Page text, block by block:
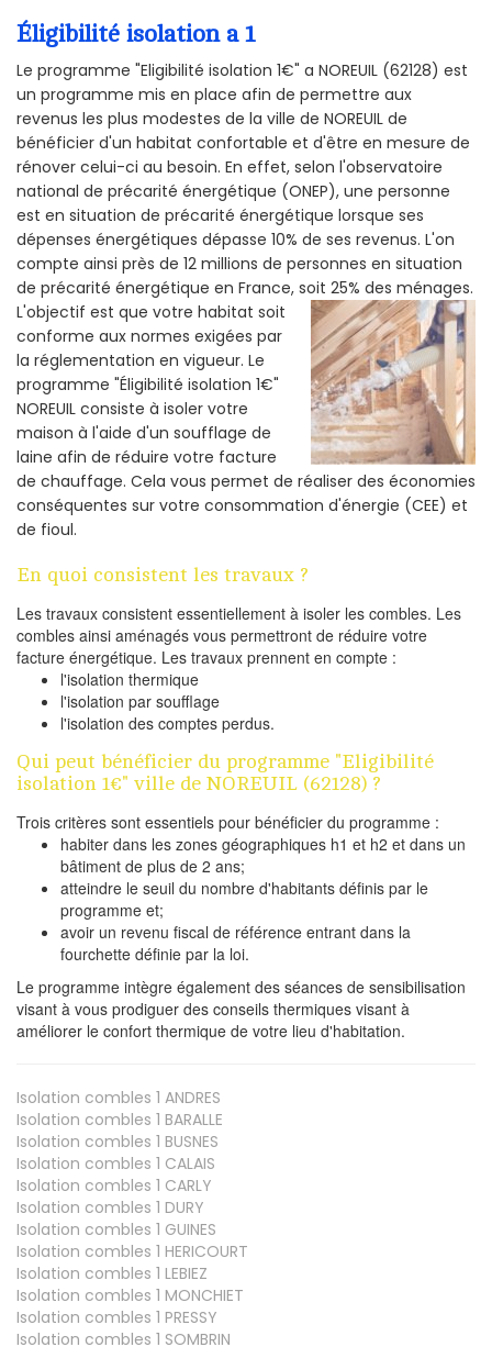
Éligibilité isolation a 1
Le programme "Eligibilité isolation 1€" a NOREUIL (62128) est
un programme mis en place afin de permettre aux
revenus les plus modestes de la ville de NOREUIL de
bénéficier d'un habitat confortable et d'être en mesure de
rénover celui-ci au besoin. En effet, selon l'observatoire
national de précarité énergétique (ONEP), une personne
est en situation de précarité énergétique lorsque ses
dépenses énergétiques dépasse 10% de ses revenus. L'on
compte ainsi près de 12 millions de personnes en situation
de précarité énergétique en France, soit 25% des ménages.
L'objectif est que votre habitat soit
conforme aux normes exigées par
la réglementation en vigueur. Le
programme "Éligibilité isolation 1€"
NOREUIL consiste à isoler votre
maison à l'aide d'un soufflage de
laine afin de réduire votre facture
de chauffage. Cela vous permet de réaliser des économies
conséquentes sur votre consommation d'énergie (CEE) et
de fioul.
En quoi consistent les travaux ?
Les travaux consistent essentiellement à isoler les combles. Les
combles ainsi aménagés vous permettront de réduire votre
facture énergétique. Les travaux prennent en compte :
l'isolation thermique
l'isolation par soufflage
l'isolation des comptes perdus.
Qui peut bénéficier du programme "Eligibilité
isolation 1€" ville de NOREUIL (62128) ?
Trois critères sont essentiels pour bénéficier du programme :
habiter dans les zones géographiques h1 et h2 et dans un
bâtiment de plus de 2 ans;
atteindre le seuil du nombre d'habitants définis par le
programme et;
avoir un revenu fiscal de référence entrant dans la
fourchette définie par la loi.
Le programme intègre également des séances de sensibilisation
visant à vous prodiguer des conseils thermiques visant à
améliorer le confort thermique de votre lieu d'habitation.
Isolation combles 1 ANDRES
Isolation combles 1 BARALLE
Isolation combles 1 BUSNES
Isolation combles 1 CALAIS
Isolation combles 1 CARLY
Isolation combles 1 DURY
Isolation combles 1 GUINES
Isolation combles 1 HERICOURT
Isolation combles 1 LEBIEZ
Isolation combles 1 MONCHIET
Isolation combles 1 PRESSY
Isolation combles 1 SOMBRIN